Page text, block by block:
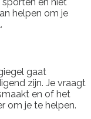
helpen om je
gaat
zijn. Je vraagt
en of het
om je te helpen.